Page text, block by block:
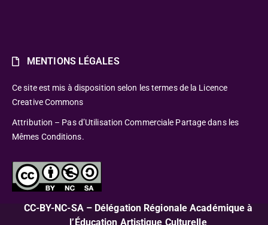
MENTIONS LÉGALES
Ce site est mis à disposition selon les termes de la Licence
Creative Commons
Attribution – Pas d’Utilisation Commerciale Partage dans les
Mêmes Conditions.
CC-BY-NC-SA – Délégation Régionale Académique à
l’Éducation Artistique Culturelle